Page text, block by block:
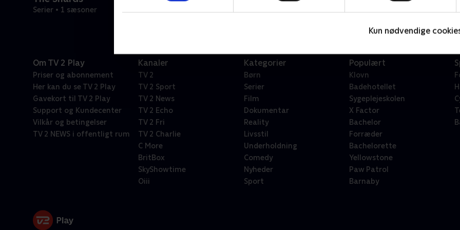
Kun nødvendige
Serier • 1 sæsoner
Om TV 2 Play
Priser og abonnement
Her kan du se TV 2 Play
Gavekort til TV 2 Play
Support og Kundecenter
Vilkår og betingelser
TV 2 NEWS i offentligt rum
Kanaler
TV 2
TV 2 Sport
TV 2 News
TV 2 Echo
TV 2 Fri
TV 2 Charlie
C More
BritBox
SkyShowtime
Oiii
Kategorier
Børn
Serier
Film
Dokumentar
Reality
Livsstil
Underholdning
Comedy
Nyheder
Sport
Populært
Klovn
Badehotellet
Sygeplejeskolen
X Factor
Bachelor
Forræder
Bachelorette
Yellowstone
Paw Patrol
Barnaby